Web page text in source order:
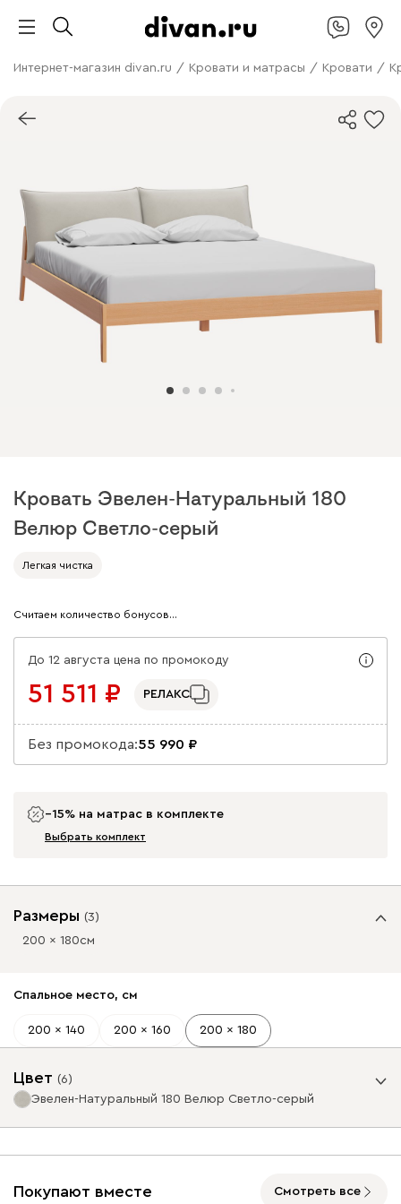
Интернет-магазин divan.ru / Кровати и матрасы / Кровати /
Кровать Эвелен-Натуральный 180
Велюр Светло-серый
Арт. 252673
Легкая чистка
Считаем количество бонусов…
До 12 августа цена по промокоду
51 511 РЕЛАКС
Без промокода:55 990
−15% на матрас в комплекте
Выбрать комплект
Размеры (3)
200 x 180см
Спальное место, см
200 x 140 200 x 160 200 x 180
Цвет (6)
Эвелен-Натуральный 180 Велюр Светло-серый
Покупают вместе Смотреть все